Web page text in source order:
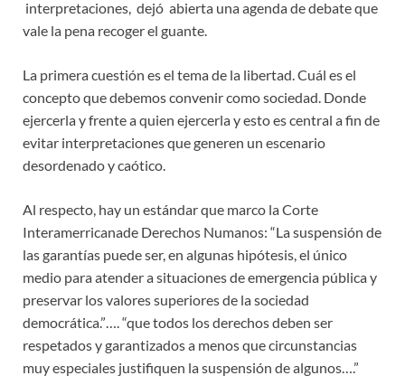
interpretaciones, dejó abierta una agenda de debate que
vale la pena recoger el guante.
La primera cuestión es el tema de la libertad. Cuál es el
concepto que debemos convenir como sociedad. Donde
ejercerla y frente a quien ejercerla y esto es central a fin de
evitar interpretaciones que generen un escenario
desordenado y caótico.
Al respecto, hay un estándar que marco la Corte
Interamerricanade Derechos Numanos: “La suspensión de
las garantías puede ser, en algunas hipótesis, el único
medio para atender a situaciones de emergencia pública y
preservar los valores superiores de la sociedad
democrática.”…. “que todos los derechos deben ser
respetados y garantizados a menos que circunstancias
muy especiales justifiquen la suspensión de algunos….”